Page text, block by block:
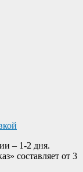
– 1-2 дня.
составляет от 3